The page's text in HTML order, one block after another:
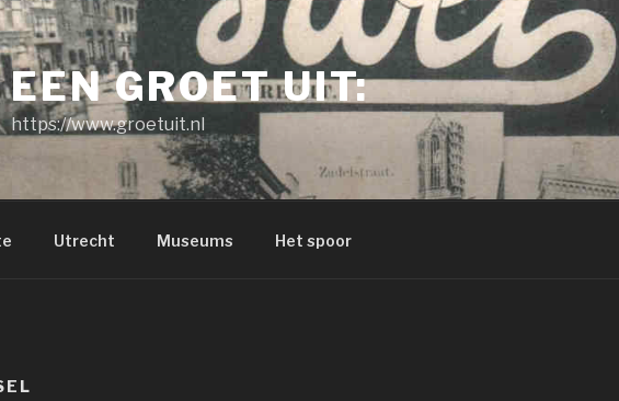
EEN GROET UIT:
https://www.groetuit.nl
Utrecht Museums Het spoor